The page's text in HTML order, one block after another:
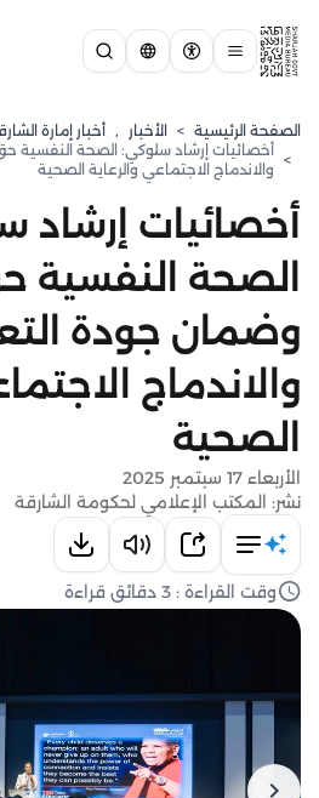
الصفحة الرئيسية > الأخبار , أخبار إمارة
>
أخصائيات إرشاد سلوكي: الصحة النفسية
والاندماج الاجتماعي والرعاية الصحية
أخصائيات إرشاد
الصحة النفسية
وضمان جودة
والاندماج
الصحية
الأربعاء 17 سبتمبر 2025
نشر: المكتب الإعلامي لحكومة الشارقة
وقت القراءة : 3 دقائق قراءة